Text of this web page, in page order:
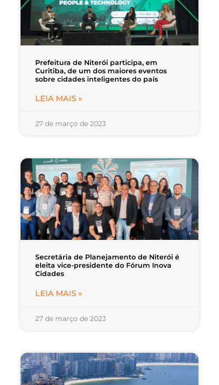
Prefeitura de Niterói participa, em
Curitiba, de um dos maiores eventos
sobre cidades inteligentes do país
LEIA MAIS »
27 de março de 2023
Secretária de Planejamento de Niterói é
eleita vice-presidente do Fórum Inova
Cidades
LEIA MAIS »
27 de março de 2023